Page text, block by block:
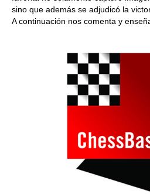
sino que además se adjudicó la
A continuación nos comenta y